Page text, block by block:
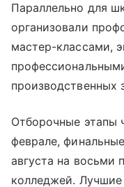
Параллельно для
организовали
мастер-классами,
производственных
Отборочные этапы
феврале,
августа на восьми
колледжей. Лучшие